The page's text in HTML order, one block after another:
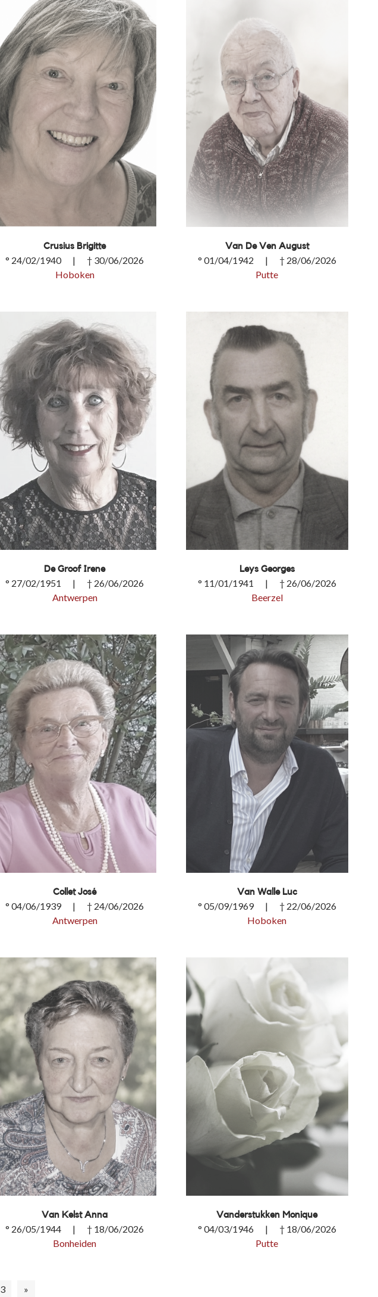
Crusius Brigitte
° 24/02/1940 | † 30/06/2026
Hoboken
Van De Ven August
° 01/04/1942 | † 28/06/2026
Putte
De Groof Irene
De Groof Irene
° 27/02/1951 | † 26/06/2026
Antwerpen
Leys Georges
Leys Georges
° 11/01/1941 | † 26/06/2026
Beerzel
Collet José
Collet José
° 04/06/1939 | † 24/06/2026
Antwerpen
Van Walle Luc
° 05/09/1969 | † 22/06/2026
Hoboken
Van Kelst Anna
° 26/05/1944 | † 18/06/2026
Bonheiden
Vanderstukken Monique
° 04/03/1946 | † 18/06/2026
Putte
3 »